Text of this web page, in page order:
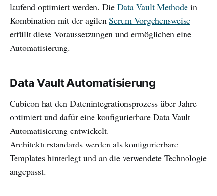
laufend optimiert werden. Die Data Vault Methode in
Kombination mit der agilen Scrum Vorgehensweise
erfüllt diese Voraussetzungen und ermöglichen eine
Automatisierung.
Data Vault Automatisierung
Cubicon hat den Datenintegrationsprozess über Jahre
optimiert und dafür eine konfigurierbare Data Vault
Automatisierung entwickelt.
Architekturstandards werden als konfigurierbare
Templates hinterlegt und an die verwendete Technologie
angepasst.